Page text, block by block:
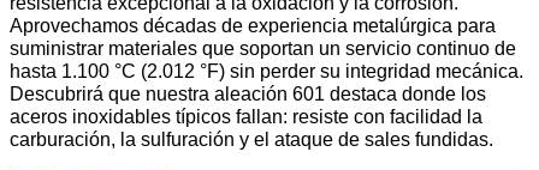
Aprovechamos décadas de experiencia metalúrgica para
suministrar materiales que soportan un servicio continuo de
hasta 1.100 °C (2.012 °F) sin perder su integridad mecánica.
Descubrirá que nuestra aleación 601 destaca donde los
aceros inoxidables típicos fallan: resiste con facilidad la
carburación, la sulfuración y el ataque de sales fundidas.